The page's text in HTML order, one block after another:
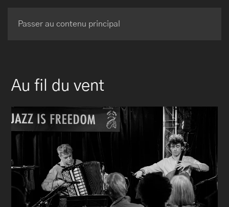
Passer au contenu principal
BRUNO MAURICE
Au fil du vent